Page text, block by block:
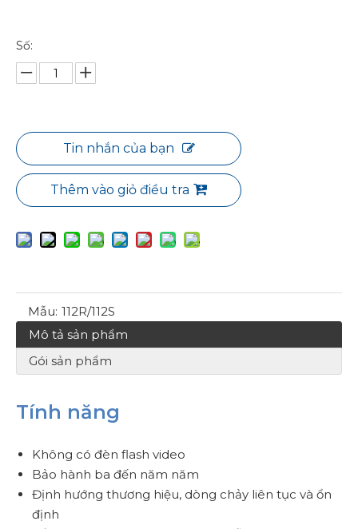
Số:
Tin nhắn của bạn
Thêm vào giỏ điều tra
Mẫu: 112R/112S
Mô tả sản phẩm
Gói sản phẩm
Tính năng
Không có đèn flash video
Bảo hành ba đến năm năm
Định hướng thương hiệu, dòng chảy liên tục và ổn
định